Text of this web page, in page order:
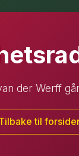
der Werff
til